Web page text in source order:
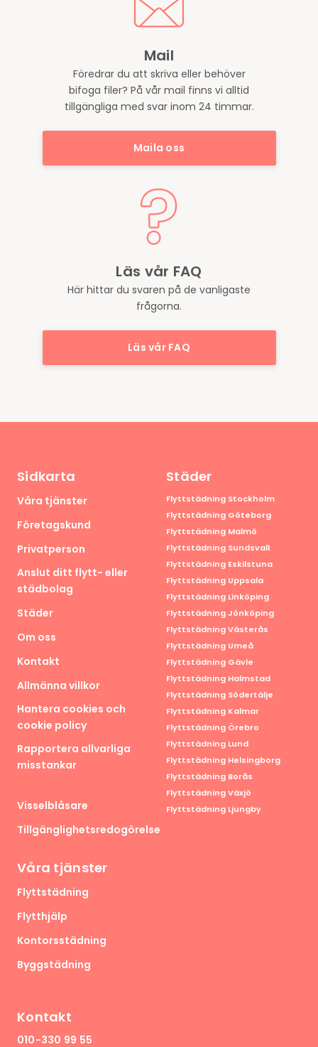
Mail
Föredrar du att skriva eller behöver
bifoga filer? På vår mail finns vi alltid
tillgängliga med svar inom 24 timmar.
Maila oss
Läs vår FAQ
Här hittar du svaren på de vanligaste
frågorna.
Läs vår FAQ
Sidkarta
Våra tjänster
Företagskund
Privatperson
Anslut ditt flytt- eller
städbolag
Städer
Om oss
Kontakt
Allmänna villkor
Hantera cookies och
cookie policy
Rapportera allvarliga
misstankar
Visselblåsare
Tillgänglighetsredogörelse
Våra tjänster
Flyttstädning
Flytthjälp
Kontorsstädning
Byggstädning
Städer
Flyttstädning Stockholm
Flyttstädning Göteborg
Flyttstädning Malmö
Flyttstädning Sundsvall
Flyttstädning Eskilstuna
Flyttstädning Uppsala
Flyttstädning Linköping
Flyttstädning Jönköping
Flyttstädning Västerås
Flyttstädning Umeå
Flyttstädning Gävle
Flyttstädning Halmstad
Flyttstädning Södertälje
Flyttstädning Kalmar
Flyttstädning Örebro
Flyttstädning Lund
Flyttstädning Helsingborg
Flyttstädning Borås
Flyttstädning Växjö
Flyttstädning Ljungby
Kontakt
010-330 99 55